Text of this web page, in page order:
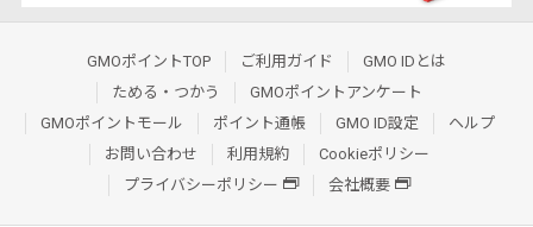
GMOポイントTOP ご利用ガイド
GMO IDとは
ためる・つかう
GMOポイントアンケート
GMOポイントモール
ポイント通帳 GMO ID設定
ヘルプ
お問い合わせ
利用規約
Cookieポリシー
プライバシーポリシー
会社概要